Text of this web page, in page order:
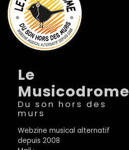
Le
Musicodrome
Du son hors des
murs
Webzine musical alternatif
depuis 2008